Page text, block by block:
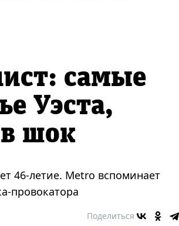
самые
Уэста,
шок
46-летие. Metro вспоминает
провокатора
Поделиться